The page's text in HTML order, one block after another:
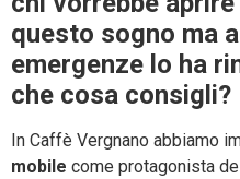
questo sogno ma
emergenze lo ha
che cosa consigli?
In Caffè Vergnano abbiamo
mobile come protagonista